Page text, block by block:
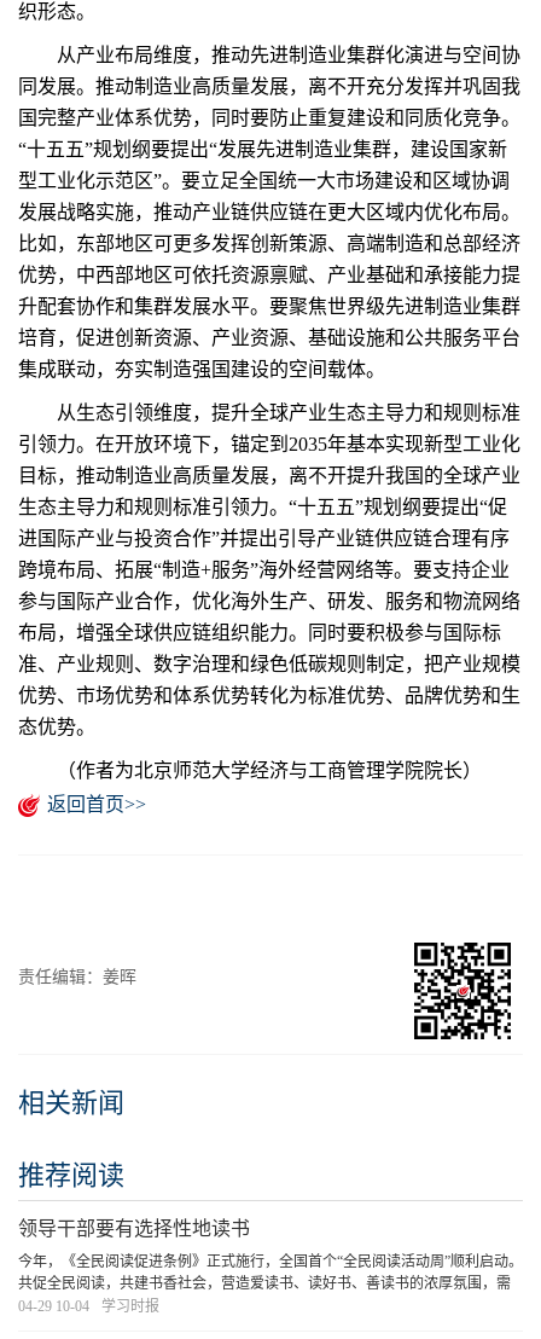
织形态。
从产业布局维度，推动先进制造业集群化演进与空间协
同发展。推动制造业高质量发展，离不开充分发挥并巩固我
国完整产业体系优势，同时要防止重复建设和同质化竞争。
“十五五”规划纲要提出“发展先进制造业集群，建设国家新
型工业化示范区”。要立足全国统一大市场建设和区域协调
发展战略实施，推动产业链供应链在更大区域内优化布局。
比如，东部地区可更多发挥创新策源、高端制造和总部经济
优势，中西部地区可依托资源禀赋、产业基础和承接能力提
升配套协作和集群发展水平。要聚焦世界级先进制造业集群
培育，促进创新资源、产业资源、基础设施和公共服务平台
集成联动，夯实制造强国建设的空间载体。
从生态引领维度，提升全球产业生态主导力和规则标准
引领力。在开放环境下，锚定到2035年基本实现新型工业化
目标，推动制造业高质量发展，离不开提升我国的全球产业
生态主导力和规则标准引领力。“十五五”规划纲要提出“促
进国际产业与投资合作”并提出引导产业链供应链合理有序
跨境布局、拓展“制造+服务”海外经营网络等。要支持企业
参与国际产业合作，优化海外生产、研发、服务和物流网络
布局，增强全球供应链组织能力。同时要积极参与国际标
准、产业规则、数字治理和绿色低碳规则制定，把产业规模
优势、市场优势和体系优势转化为标准优势、品牌优势和生
态优势。
（作者为北京师范大学经济与工商管理学院院长）
返回首页>>
责任编辑：姜晖
相关新闻
推荐阅读
领导干部要有选择性地读书
今年，《全民阅读促进条例》正式施行，全国首个“全民阅读活动周”顺利启动。
共促全民阅读，共建书香社会，营造爱读书、读好书、善读书的浓厚氛围，需
要领导干部率先垂范，既要在“爱读书”“善读书”上下功夫，更要在“读好书”上见
04-29 10-04 学习时报